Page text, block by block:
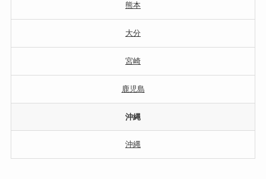
熊本
大分
宮崎
鹿児島
沖縄
沖縄